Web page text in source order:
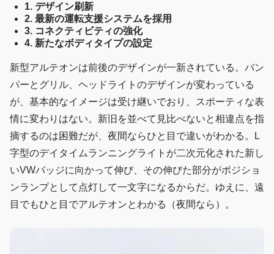
1. デザイン刷新
2. 最新の運転支援システムを採用
3. コネクティビティの強化
4. 新たなボディタイプの設定
新型アルテオンは前後のデザインが一新されている。バン
パーとグリル、ヘッドライトのデザインが変わっている
が、基本的なイメージは受け継いでおり、スポーティな表
情に変わりはない。新旧を並べて見比べないと相違点を指
摘するのは困難だが、夜間ならひと目で違いがわかる。L
字型のデイタイムランニングライトが二次元化された新し
いVWバッジに向かって伸び、その伸びた部分がポジショ
ンランプとして点灯して一文字になるからだ。ゆえに、遠
目でもひと目でアルテオンとわかる（夜間なら）。